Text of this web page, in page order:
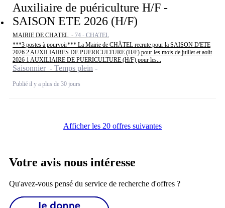
Auxiliaire de puériculture H/F -
SAISON ETE 2026 (H/F)
MAIRIE DE CHATEL - 74 - CHATEL
***3 postes à pourvoir*** La Mairie de CHÂTEL recrute pour la SAISON D'ETE
2026 2 AUXILIAIRES DE PUERICULTURE (H/F) pour les mois de juillet et août
2026 1 AUXILIAIRE DE PUERICULTURE (H/F) pour les...
Saisonnier - Temps plein
Publié il y a plus de 30 jours
Afficher les 20 offres suivantes
Votre avis nous intéresse
Qu'avez-vous pensé du service de recherche d'offres ?